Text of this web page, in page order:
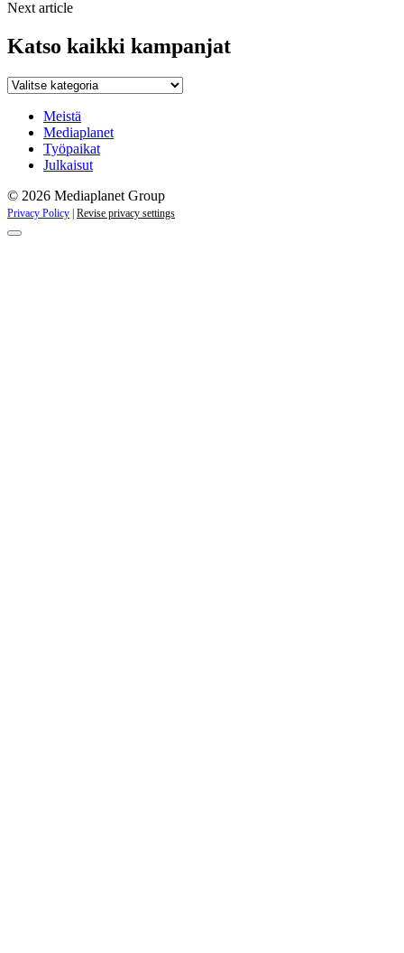
Next article
Katso kaikki kampanjat
Katso
kampanjat
Meistä
Mediaplanet
Työpaikat
Julkaisut
© 2026 Mediaplanet Group
Privacy Policy | Revise privacy settings